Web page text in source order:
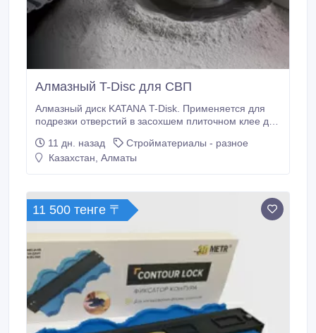
Алмазный T-Disc для СВП
Алмазный диск KATANA T-Disk. Применяется для
подрезки отверстий в засохшем плиточном клее для
большом объекте выполнена часть укладки и
продолжается она на следующий день. KATANA T-
11 дн. назад
Стройматериалы - разное
Казахстан, Алматы
11 500 тенге 〒